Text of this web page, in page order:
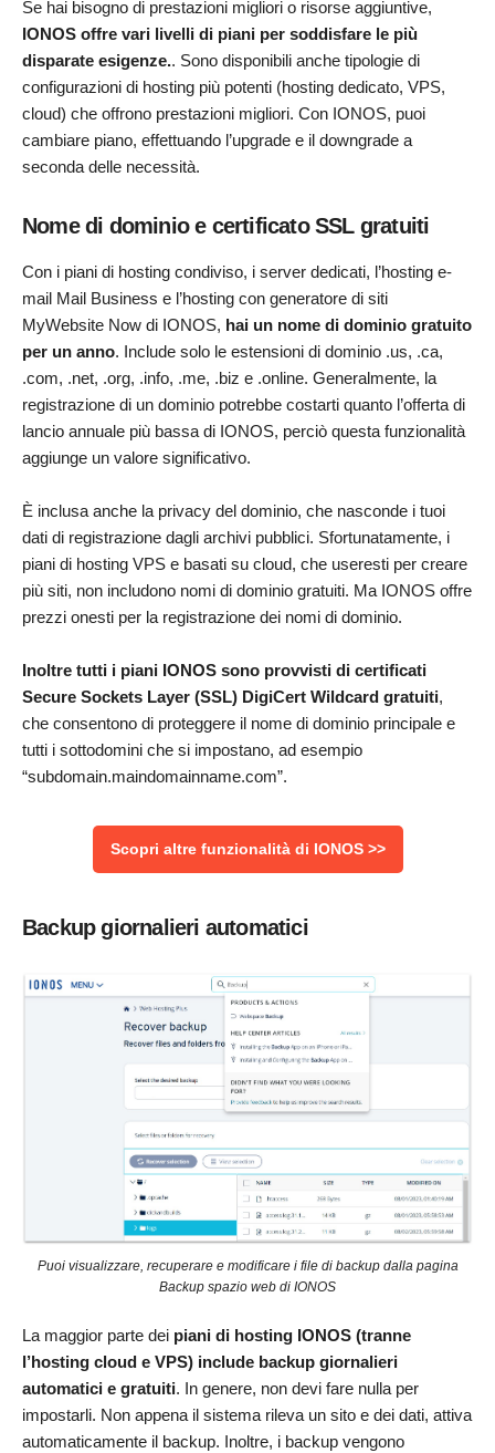
Se hai bisogno di prestazioni migliori o risorse aggiuntive,
IONOS offre vari livelli di piani per soddisfare le più
disparate esigenze.. Sono disponibili anche tipologie di
configurazioni di hosting più potenti (hosting dedicato, VPS,
cloud) che offrono prestazioni migliori. Con IONOS, puoi
cambiare piano, effettuando l’upgrade e il downgrade a
seconda delle necessità.
Nome di dominio e certificato SSL gratuiti
Con i piani di hosting condiviso, i server dedicati, l’hosting e-
mail Mail Business e l’hosting con generatore di siti
MyWebsite Now di IONOS, hai un nome di dominio gratuito
per un anno. Include solo le estensioni di dominio .us, .ca,
.com, .net, .org, .info, .me, .biz e .online. Generalmente, la
registrazione di un dominio potrebbe costarti quanto l’offerta di
lancio annuale più bassa di IONOS, perciò questa funzionalità
aggiunge un valore significativo.
È inclusa anche la privacy del dominio, che nasconde i tuoi
dati di registrazione dagli archivi pubblici. Sfortunatamente, i
piani di hosting VPS e basati su cloud, che useresti per creare
più siti, non includono nomi di dominio gratuiti. Ma IONOS offre
prezzi onesti per la registrazione dei nomi di dominio.
Inoltre tutti i piani IONOS sono provvisti di certificati
Secure Sockets Layer (SSL) DigiCert Wildcard gratuiti,
che consentono di proteggere il nome di dominio principale e
tutti i sottodomini che si impostano, ad esempio
“subdomain.maindomainname.com”.
Scopri altre funzionalità di IONOS >>
Backup giornalieri automatici
Puoi visualizzare, recuperare e modificare i file di backup dalla pagina
Backup spazio web di IONOS
La maggior parte dei piani di hosting IONOS (tranne
l’hosting cloud e VPS) include backup giornalieri
automatici e gratuiti. In genere, non devi fare nulla per
impostarli. Non appena il sistema rileva un sito e dei dati, attiva
automaticamente il backup. Inoltre, i backup vengono